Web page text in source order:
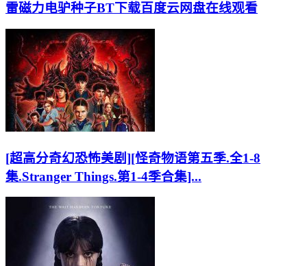
雷磁力电驴种子BT下载百度云网盘在线观看
[超高分奇幻恐怖美剧][怪奇物语第五季.全1-8
集.Stranger Things.第1-4季合集]...